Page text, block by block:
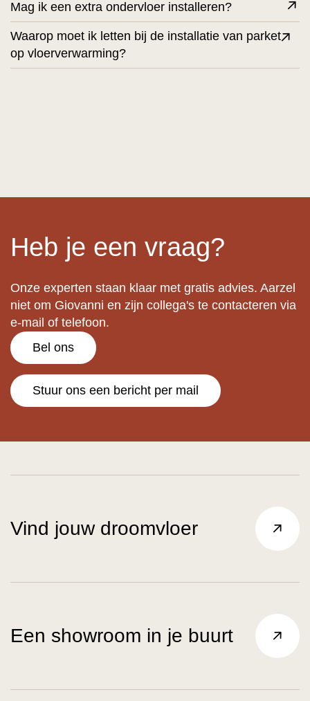
Mag ik een extra ondervloer installeren?
Waarop moet ik letten bij de installatie van parket
op vloerverwarming?
Heb je een vraag?
Onze experten staan klaar met gratis advies. Aarzel
niet om Giovanni en zijn collega's te contacteren via
e-mail of telefoon.
Bel ons
Stuur ons een bericht per mail
Vind jouw droomvloer
Een showroom in je buurt